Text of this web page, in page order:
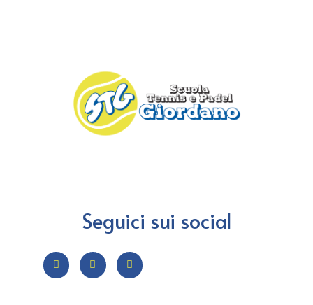
Seguici sui social